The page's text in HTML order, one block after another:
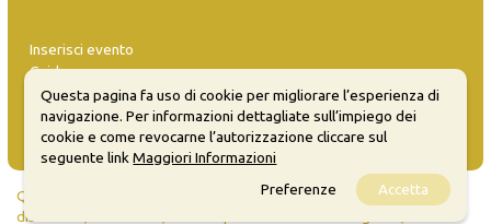
Inserisci evento
Guida
FAQ
info@materaevents.it
Quanto realizzato è sottoposto a licenza CC-BY-SA che permette di
distribuire, modificare, creare opere derivate dall'originale, anche a
Questa pagina fa uso di cookie per migliorare l’esperienza di
navigazione. Per informazioni dettagliate sull’impiego dei
cookie e come revocarne l’autorizzazione cliccare sul
seguente linkMaggiori Informazioni
Preferenze
Accetta